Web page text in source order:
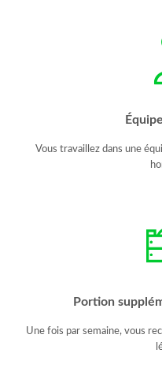
Vous travaillez dans une
Portion
Une fois par semaine, vous